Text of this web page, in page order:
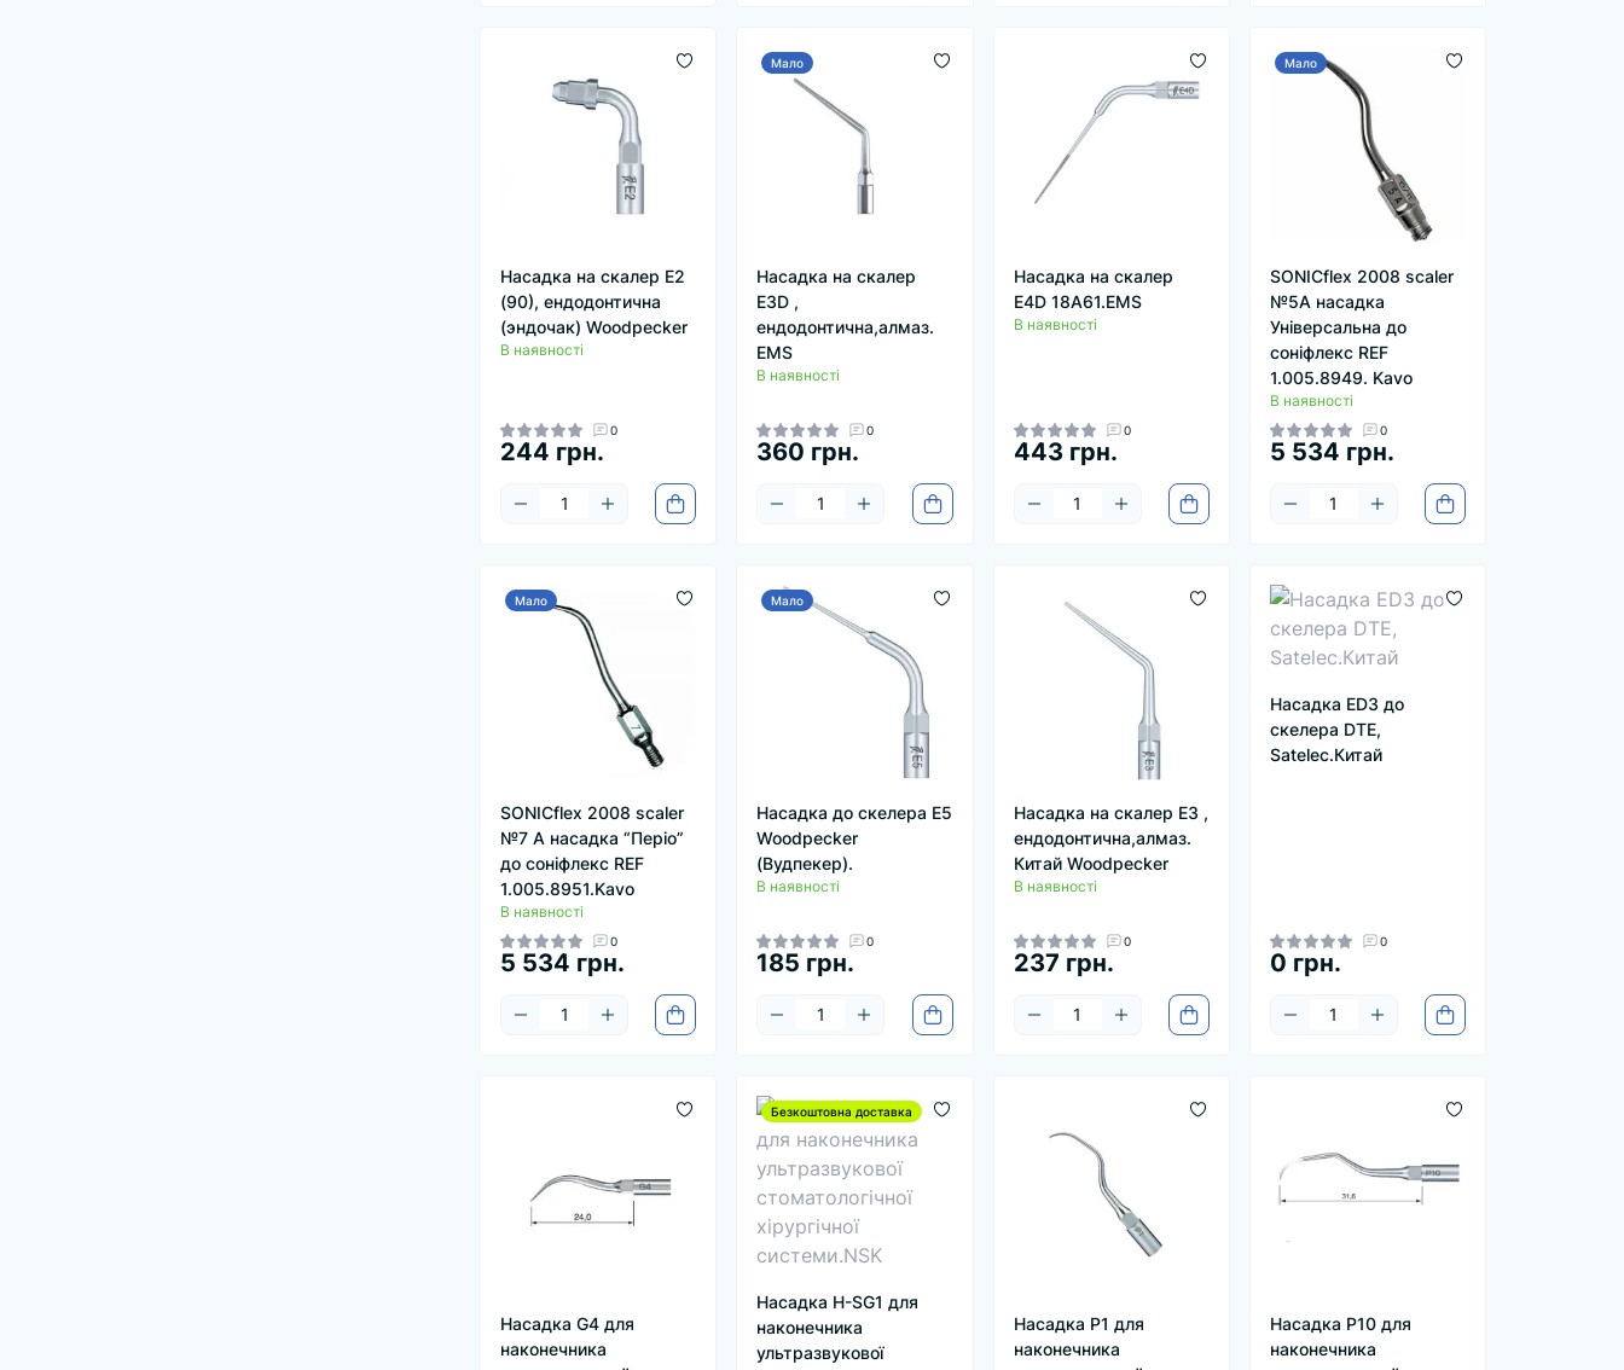
Насадка на скалер E2
(90), ендодонтична
(эндочак) Woodpecker
В наявності
0
244 грн.
Мало
Насадка на скалер
E3D ,
ендодонтична,алмаз.
EMS
В наявності
0
360 грн.
Насадка на скалер
E4D 18A61.EMS
В наявності
0
443 грн.
Мало
SONICflex 2008 scaler
№5А насадка
Універсальна до
соніфлекс REF
1.005.8949. Kavo
В наявності
0
5 534 грн.
Мало
SONICflex 2008 scaler
№7 А насадка “Періо”
до соніфлекс REF
1.005.8951.Kavo
В наявності
0
5 534 грн.
Мало
Насадка до скелера E5
Woodpecker
(Вудпекер).
В наявності
0
185 грн.
Насадка на скалер E3 ,
ендодонтична,алмаз.
Китай Woodpecker
В наявності
0
237 грн.
Насадка ED3 до
скелера DTE,
Satelec.Китай
0
0 грн.
Насадка G4 для
наконечника
Безкоштовна доставка
Насадка H-SG1 для
наконечника
ультразвукової
Насадка P1 для
наконечника
Насадка P10 для
наконечника